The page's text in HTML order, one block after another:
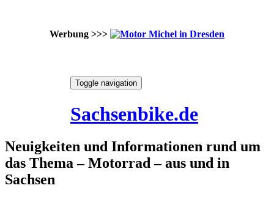
Werbung >>>
Toggle navigation
Sachsenbike.de
Neuigkeiten und Informationen rund um
das Thema – Motorrad – aus und in
Sachsen